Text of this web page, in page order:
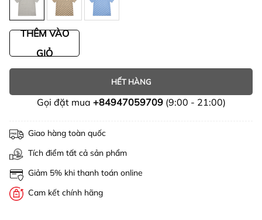
THÊM VÀO
GIỎ
HẾT HÀNG
Gọi đặt mua +84947059709(9:00 - 21:00)
Giao hàng toàn quốc
Tích điểm tất cả sản phẩm
Giảm 5% khi thanh toán online
Cam kết chính hãng